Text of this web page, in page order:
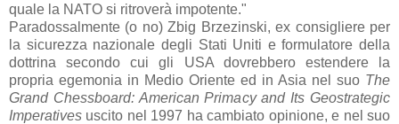
quale la NATO si ritroverà impotente."
Paradossalmente (o no) Zbig Brzezinski, ex consigliere per
la sicurezza nazionale degli Stati Uniti e formulatore della
dottrina secondo cui gli USA dovrebbero estendere la
propria egemonia in Medio Oriente ed in Asia nel suo The
Grand Chessboard: American Primacy and Its Geostrategic
Imperatives uscito nel 1997 ha cambiato opinione, e nel suo